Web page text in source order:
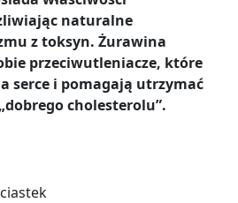
naturalne
z toksyn. Żurawina
przeciwutleniacze, które
serce i pomagają utrzymać
cholesterolu”.